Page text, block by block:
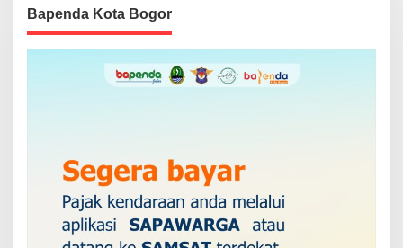
Bapenda Kota Bogor